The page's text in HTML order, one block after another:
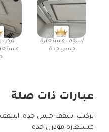
اسقف مستعارة
جبس جدة
عبارات ذات صلة
تركيب اسقف جبس جدة,
مستعارة مودرن جدة